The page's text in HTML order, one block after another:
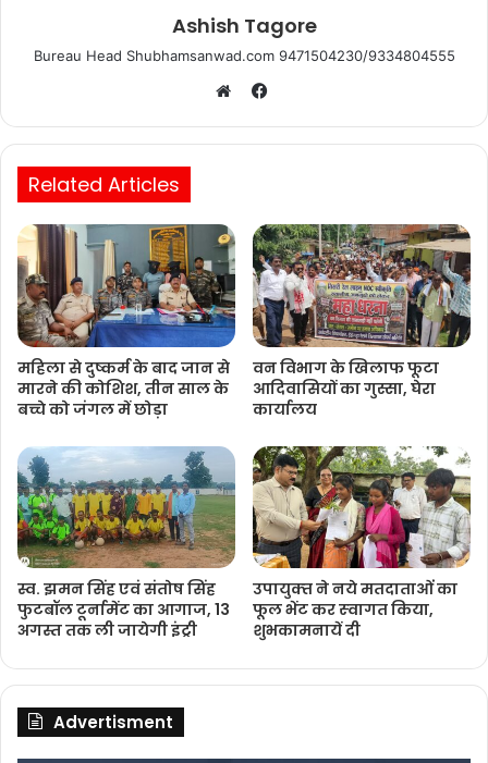
Ashish Tagore
Bureau Head Shubhamsanwad.com 9471504230/9334804555
Facebook
Related Articles
महिला से दुष्कर्म के बाद जान से
मारने की कोशिश, तीन साल के
बच्चे को जंगल में छोड़ा
वन विभाग के खिलाफ फूटा
आदिवासियों का गुस्सा, घेरा
कार्यालय
स्व. झमन सिंह एवं संतोष सिंह
फुटबॉल टूर्नामेंट का आगाज, 13
अगस्त तक ली जायेगी इंट्री
उपायुक्‍त ने नये मतदाताओंं का
फूल भेंट कर स्‍वागत किया,
शुभकामनायें दी
Advertisment